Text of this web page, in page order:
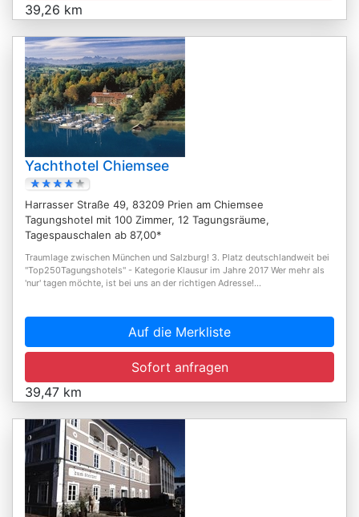
39,26 km
Yachthotel Chiemsee
Harrasser Straße 49, 83209 Prien am Chiemsee
Tagungshotel mit 100 Zimmer, 12 Tagungsräume,
Tagespauschalen ab 87,00*
Traumlage zwischen München und Salzburg! 3. Platz deutschlandweit bei
"Top250Tagungshotels" - Kategorie Klausur im Jahre 2017 Wer mehr als
'nur' tagen möchte, ist bei uns an der richtigen Adresse!...
Auf die Merkliste
Sofort anfragen
39,47 km